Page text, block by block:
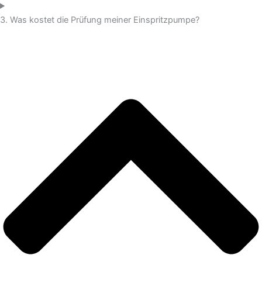
3. Was kostet die Prüfung meiner Einspritzpumpe?